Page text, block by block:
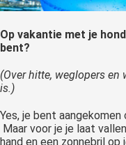
Op vakantie met je
bent?
(Over hitte, weglopers en
is.)
Yes, je bent
Maar voor je je laat
hand en een zonnebril op